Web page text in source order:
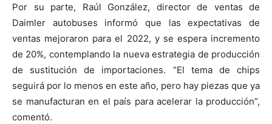
Por su parte, Raúl González, director de ventas de
Daimler autobuses informó que las expectativas de
ventas mejoraron para el 2022, y se espera incremento
de 20%, contemplando la nueva estrategia de producción
de sustitución de importaciones. “El tema de chips
seguirá por lo menos en este año, pero hay piezas que ya
se manufacturan en el país para acelerar la producción”,
comentó.